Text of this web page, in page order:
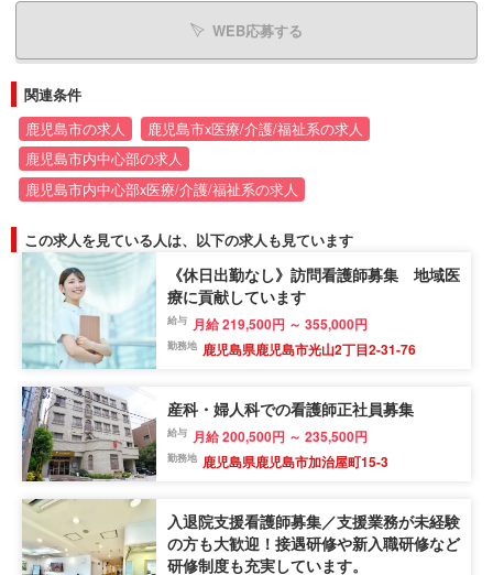
WEB応募する
関連条件
鹿児島市の求人
鹿児島市x医療/介護/福祉系の求人
鹿児島市内中心部の求人
鹿児島市内中心部x医療/介護/福祉系の求人
この求人を見ている人は、以下の求人も見ています
《休日出勤なし》訪問看護師募集 地域医
療に貢献しています
給与 月給 219,500円 ～ 355,000円
勤務地 鹿児島県鹿児島市光山2丁目2-31-76
産科・婦人科での看護師正社員募集
給与 月給 200,500円 ～ 235,500円
勤務地 鹿児島県鹿児島市加治屋町15-3
入退院支援看護師募集／支援業務が未経験
の方も大歓迎！接遇研修や新入職研修など
研修制度も充実しています。